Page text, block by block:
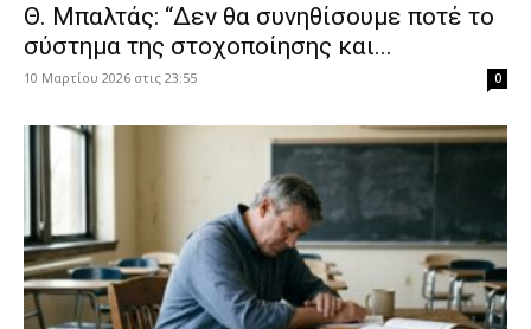
Θ. Μπαλτάς: “Δεν θα συνηθίσουμε ποτέ το
σύστημα της στοχοποίησης και...
10 Μαρτίου 2026 στις 23:55 0